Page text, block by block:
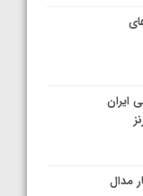
ایران
مدال